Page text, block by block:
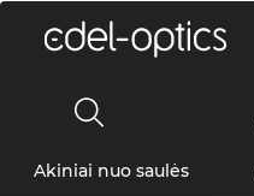
Akiniai nuo saulės